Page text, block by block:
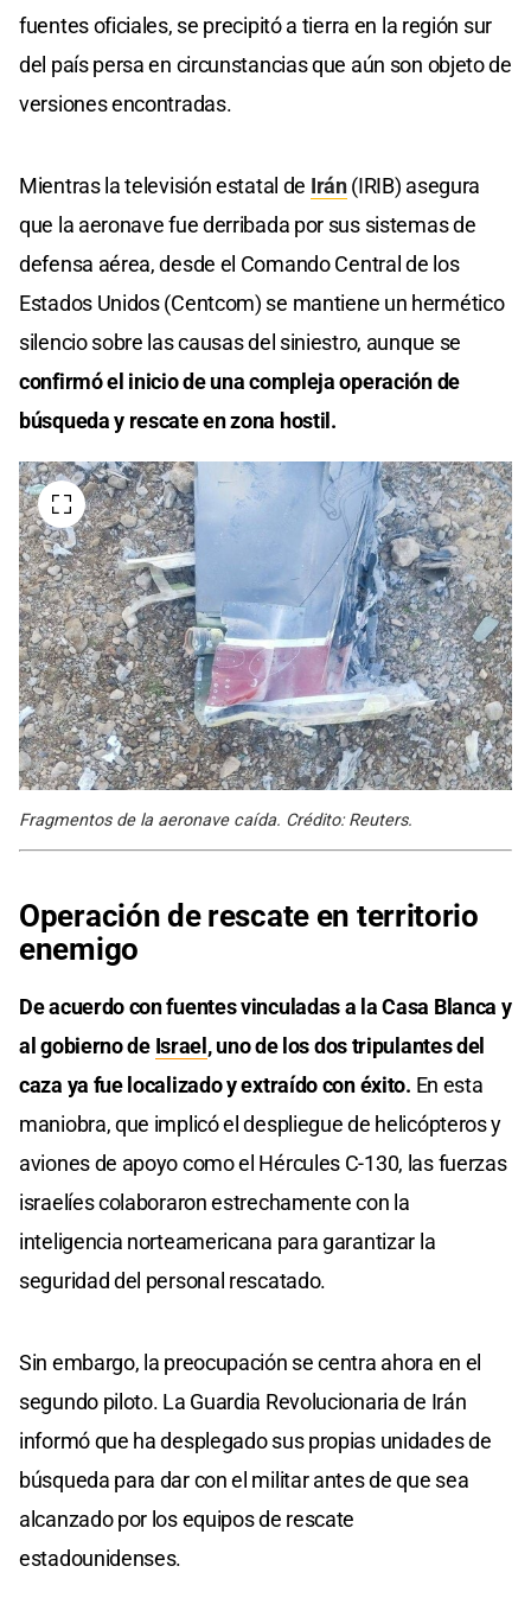
fuentes oficiales, se precipitó a tierra en la región sur
del país persa en circunstancias que aún son objeto de
versiones encontradas.
Mientras la televisión estatal de Irán(IRIB) asegura
que la aeronave fue derribada por sus sistemas de
defensa aérea, desde el Comando Central de los
Estados Unidos (Centcom) se mantiene un hermético
silencio sobre las causas del siniestro, aunque se
confirmó el inicio de una compleja operación de
búsqueda y rescate en zona hostil.
Fragmentos de la aeronave caída. Crédito: Reuters.
Operación de rescate en territorio
enemigo
De acuerdo con fuentes vinculadas a la Casa Blanca y
al gobierno de Israel, uno de los dos tripulantes del
caza ya fue localizado y extraído con éxito. En esta
maniobra, que implicó el despliegue de helicópteros y
aviones de apoyo como el Hércules C-130, las fuerzas
israelíes colaboraron estrechamente con la
inteligencia norteamericana para garantizar la
seguridad del personal rescatado.
Sin embargo, la preocupación se centra ahora en el
segundo piloto. La Guardia Revolucionaria de Irán
informó que ha desplegado sus propias unidades de
búsqueda para dar con el militar antes de que sea
alcanzado por los equipos de rescate
estadounidenses.